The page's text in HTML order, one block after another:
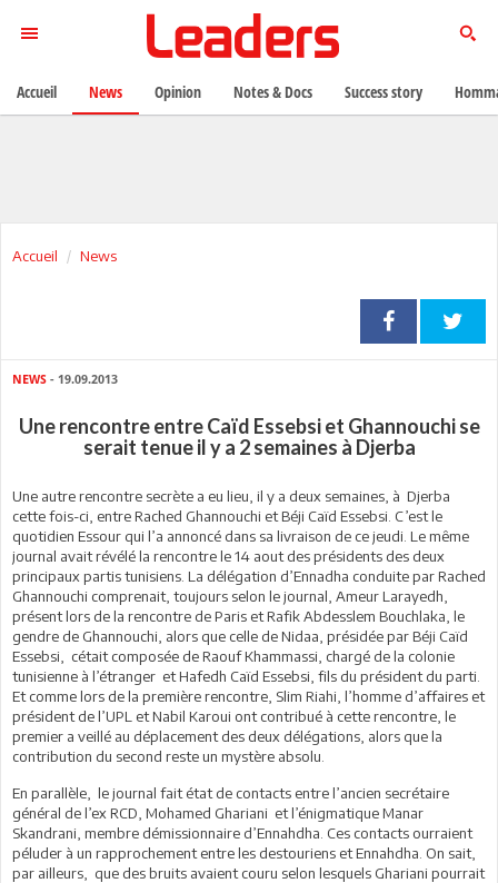
Accueil News
NEWS - 19.09.2013
Une rencontre entre Caïd Essebsi et Ghannouchi se
serait tenue il y a 2 semaines à Djerba
Une autre rencontre secrète a eu lieu, il y a deux semaines, à Djerba
cette fois-ci, entre Rached Ghannouchi et Béji Caïd Essebsi. C’est le
quotidien Essour qui l’a annoncé dans sa livraison de ce jeudi. Le même
journal avait révélé la rencontre le 14 aout des présidents des deux
principaux partis tunisiens. La délégation d’Ennadha conduite par Rached
Ghannouchi comprenait, toujours selon le journal, Ameur Larayedh,
présent lors de la rencontre de Paris et Rafik Abdesslem Bouchlaka, le
gendre de Ghannouchi, alors que celle de Nidaa, présidée par Béji Caïd
Essebsi, cétait composée de Raouf Khammassi, chargé de la colonie
tunisienne à l’étranger et Hafedh Caïd Essebsi, fils du président du parti.
Et comme lors de la première rencontre, Slim Riahi, l’homme d’affaires et
président de l’UPL et Nabil Karoui ont contribué à cette rencontre, le
premier a veillé au déplacement des deux délégations, alors que la
contribution du second reste un mystère absolu.
En parallèle, le journal fait état de contacts entre l’ancien secrétaire
général de l’ex RCD, Mohamed Ghariani et l’énigmatique Manar
Skandrani, membre démissionnaire d’Ennahdha. Ces contacts ourraient
péluder à un rapprochement entre les destouriens et Ennahdha. On sait,
par ailleurs, que des bruits avaient couru selon lesquels Ghariani pourrait
Accueil News Opinion Notes & Docs Success story